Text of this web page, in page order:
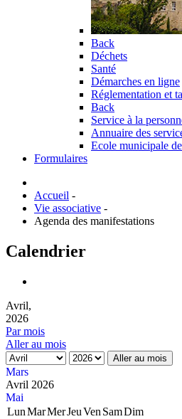
Back
Déchets
Santé
Démarches en ligne
Réglementation et
Back
Service à la
Annuaire des
Ecole municipale
Formulaires
Accueil -
Vie associative -
Agenda des manifestations
Calendrier
Avril,
2026
Par mois
Aller au mois
Aller au mois
Mars
Avril 2026
Mai
LunMarMerJeuVen SamDim